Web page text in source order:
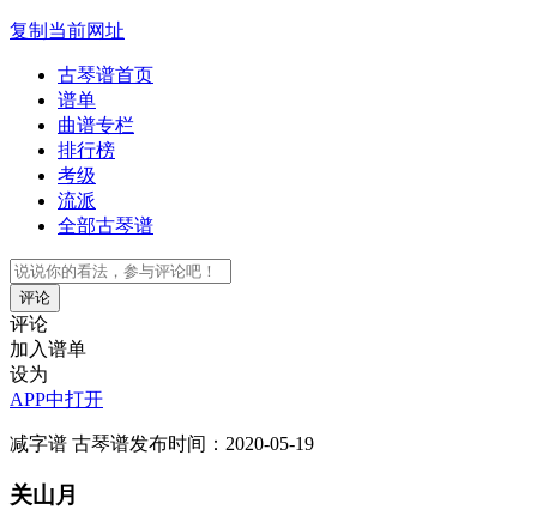
复制当前网址
古琴谱首页
谱单
曲谱专栏
排行榜
考级
流派
全部古琴谱
评论
评论
加入谱单
设为
APP中打开
减字谱 古琴谱发布时间：2020-05-19
关山月